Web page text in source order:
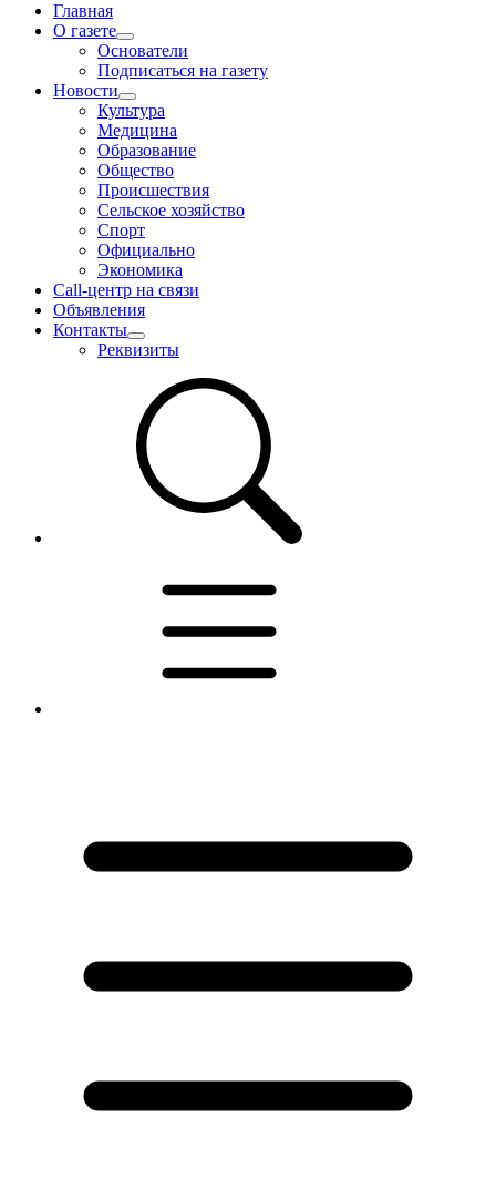
Главная
О газете
Основатели
Подписаться на газету
Новости
Культура
Медицина
Образование
Общество
Происшествия
Сельское хозяйство
Спорт
Официально
Экономика
Call-центр на связи
Объявления
Контакты
Реквизиты